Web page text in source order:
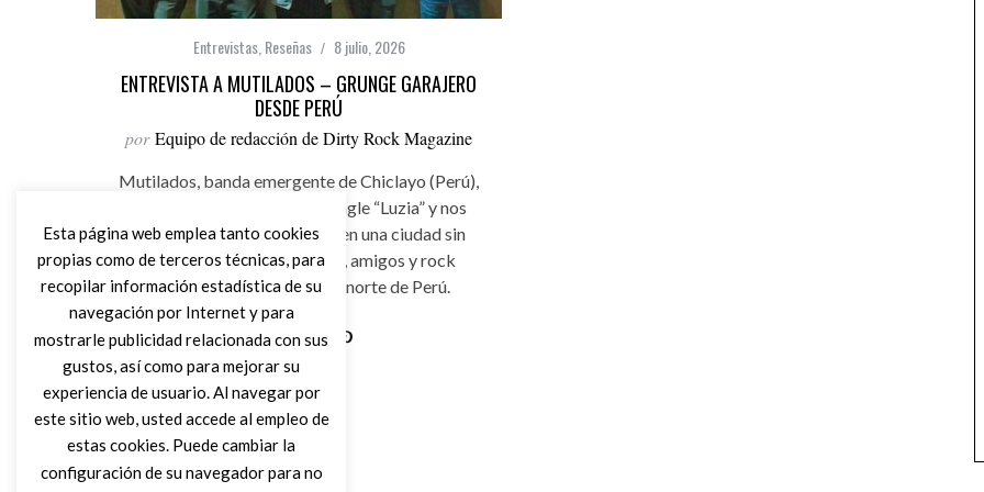
Entrevistas, Reseñas 8 julio, 2026
ENTREVISTA A MUTILADOS – GRUNGE GARAJERO
DESDE PERÚ
por Equipo de redacción de Dirty Rock Magazine
Mutilados, banda emergente de Chiclayo (Perú),
nos presentan su segundo single “Luzia” y nos
cuentan cómo es sobrevivir en una ciudad sin
salas de conciertos. Humor, amigos y rock
grunge / garajero desde el norte de Perú.
Leer Más
Esta página web emplea tanto cookies
propias como de terceros técnicas, para
recopilar información estadística de su
navegación por Internet y para
mostrarle publicidad relacionada con sus
gustos, así como para mejorar su
experiencia de usuario. Al navegar por
este sitio web, usted accede al empleo de
estas cookies. Puede cambiar la
configuración de su navegador para no